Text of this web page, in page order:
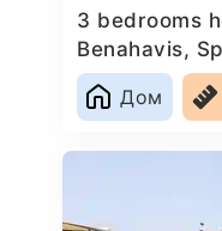
3 bedrooms
Benahavis,
Дом